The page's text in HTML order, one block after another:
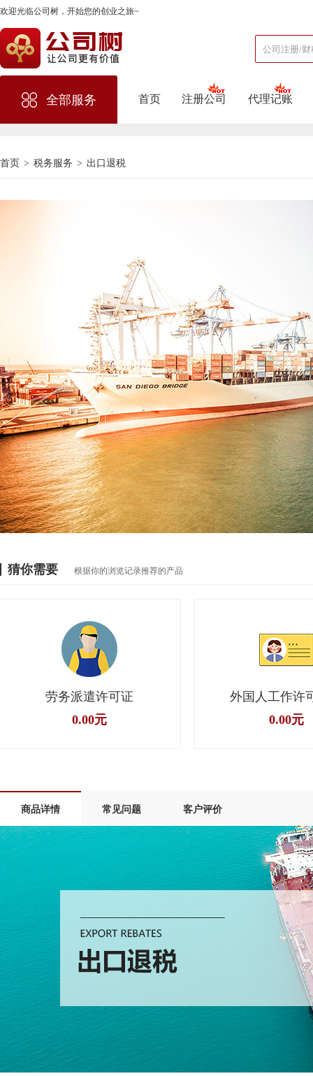
欢迎光临公司树，开始您的创业之旅~
全部服务 首页 注册公司 代理记账
首页 > 税务服务 > 出口退税
猜你需要 根据你的浏览记录推荐的产品
劳务派遣许可证
0.00元
外国人工作许
0.00元
商品详情 常见问题 客户评价